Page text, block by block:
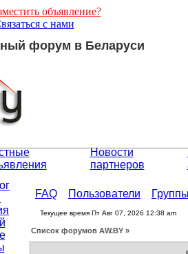
объявление?
с нами
форум в Беларуси
Новости
партнеров
FAQ Пользователи
Текущее время Пт Авг 07, 2026 12:38 am
Список форумов АW.BY »